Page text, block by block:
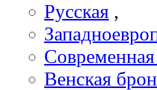
Русская ,
Современная
Венская